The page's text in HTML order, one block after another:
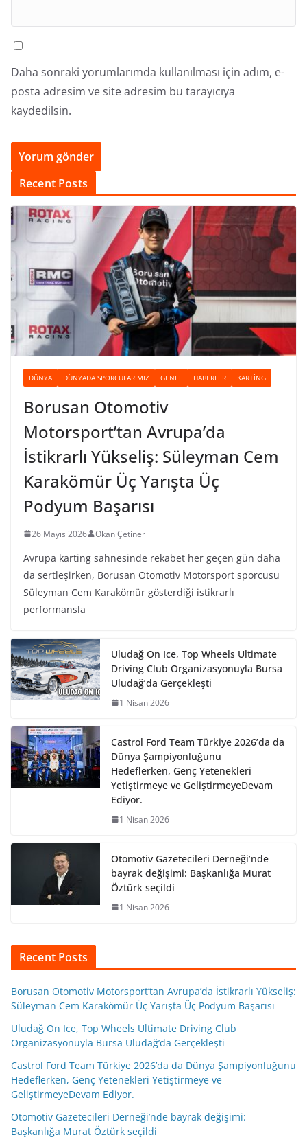
Daha sonraki yorumlarımda kullanılması için adım, e-
posta adresim ve site adresim bu tarayıcıya
kaydedilsin.
Recent Posts
DÜNYA DÜNYADA SPORCULARIMIZ GENEL HABERLER KARTING
Borusan Otomotiv
Motorsport’tan Avrupa’da
İstikrarlı Yükseliş: Süleyman Cem
Karakömür Üç Yarışta Üç
Podyum Başarısı
26 Mayıs 2026 Okan Çetiner
Avrupa karting sahnesinde rekabet her geçen gün daha
da sertleşirken, Borusan Otomotiv Motorsport sporcusu
Süleyman Cem Karakömür gösterdiği istikrarlı
performansla
Uludağ On Ice, Top Wheels Ultimate
Driving Club Organizasyonuyla Bursa
Uludağ’da Gerçekleşti
1 Nisan 2026
Castrol Ford Team Türkiye 2026’da da
Dünya Şampiyonluğunu
Hedeflerken, Genç Yetenekleri
Yetiştirmeye ve GeliştirmeyeDevam
Ediyor.
1 Nisan 2026
Otomotiv Gazetecileri Derneği’nde
bayrak değişimi: Başkanlığa Murat
Öztürk seçildi
1 Nisan 2026
Recent Posts
Borusan Otomotiv Motorsport’tan Avrupa’da İstikrarlı Yükseliş:
Süleyman Cem Karakömür Üç Yarışta Üç Podyum Başarısı
Uludağ On Ice, Top Wheels Ultimate Driving Club
Organizasyonuyla Bursa Uludağ’da Gerçekleşti
Castrol Ford Team Türkiye 2026’da da Dünya Şampiyonluğunu
Hedeflerken, Genç Yetenekleri Yetiştirmeye ve
GeliştirmeyeDevam Ediyor.
Otomotiv Gazetecileri Derneği’nde bayrak değişimi:
Başkanlığa Murat Öztürk seçildi